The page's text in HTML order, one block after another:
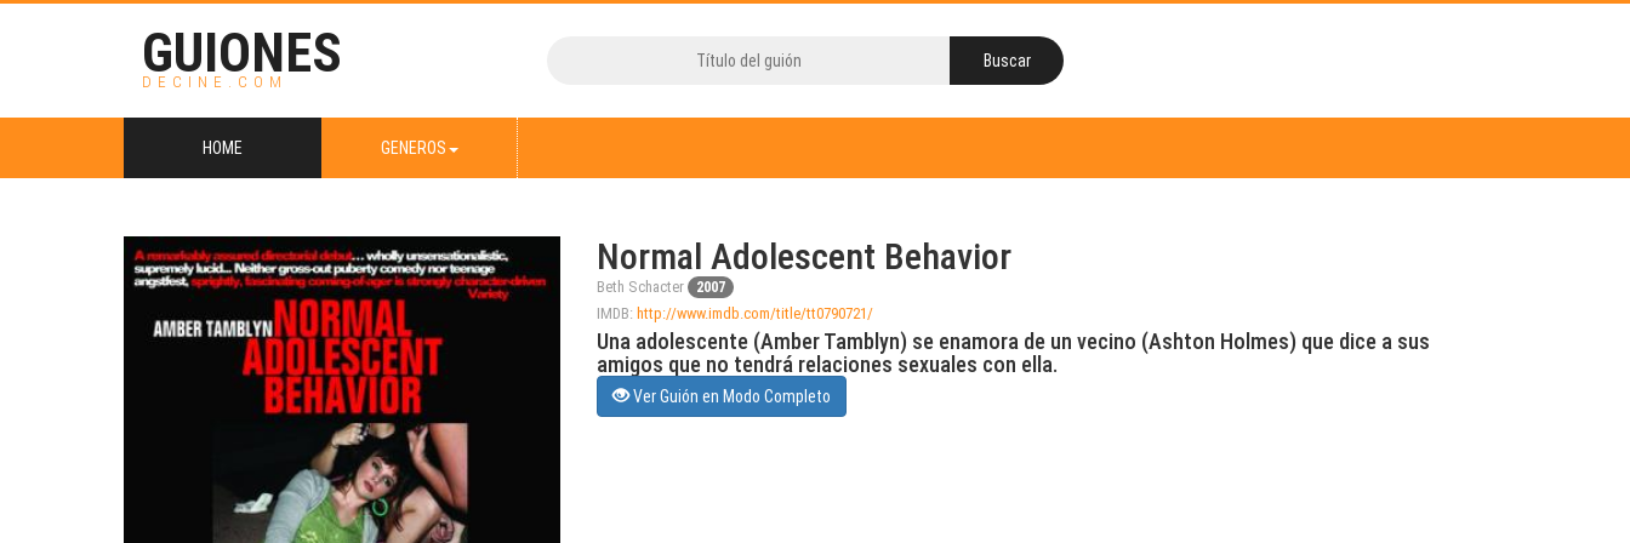
GUIONES
DECINE.COM
HOME GENEROS
Normal Adolescent Behavior
Beth Schacter 2007
IMDB: http://www.imdb.com/title/tt0790721/
Una adolescente (Amber Tamblyn) se enamora de un vecino (Ashton Holmes) que dice a sus
amigos que no tendrá relaciones sexuales con ella.
Ver Guión en Modo Completo